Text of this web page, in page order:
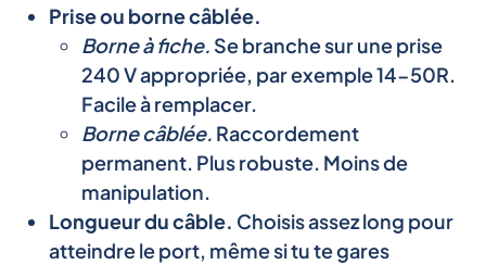
Prise ou borne câblée.
Borne à fiche. Se branche sur une prise
240 V appropriée, par exemple 14-50R.
Facile à remplacer.
Borne câblée. Raccordement
permanent. Plus robuste. Moins de
manipulation.
Longueur du câble. Choisis assez long pour
atteindre le port, même si tu te gares